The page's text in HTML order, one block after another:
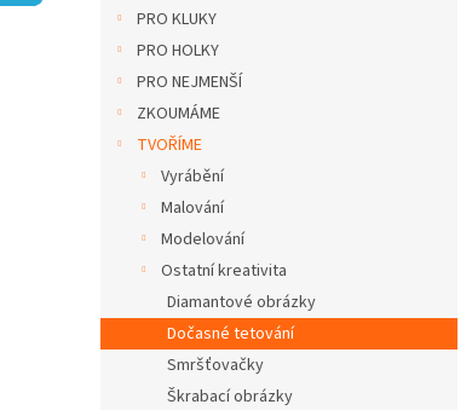
PRO KLUKY
PRO HOLKY
PRO NEJMENŠÍ
ZKOUMÁME
TVOŘÍME
Vyrábění
Malování
Modelování
Ostatní kreativita
Diamantové obrázky
Dočasné tetování
Smršťovačky
Škrabací obrázky